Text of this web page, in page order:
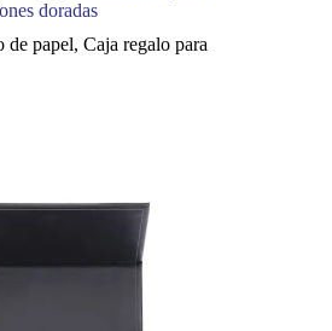
doradas
de papel, Caja regalo para